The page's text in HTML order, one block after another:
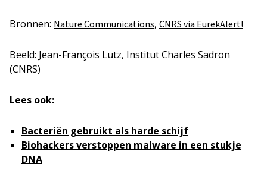
Bronnen: Nature Communications, CNRS via EurekAlert!
Beeld: Jean-François Lutz, Institut Charles Sadron
(CNRS)
Lees ook:
Bacteriën gebruikt als harde schijf
Biohackers verstoppen malware in een stukje
DNA